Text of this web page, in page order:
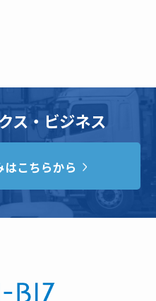
ス・ビジネス
こちらから